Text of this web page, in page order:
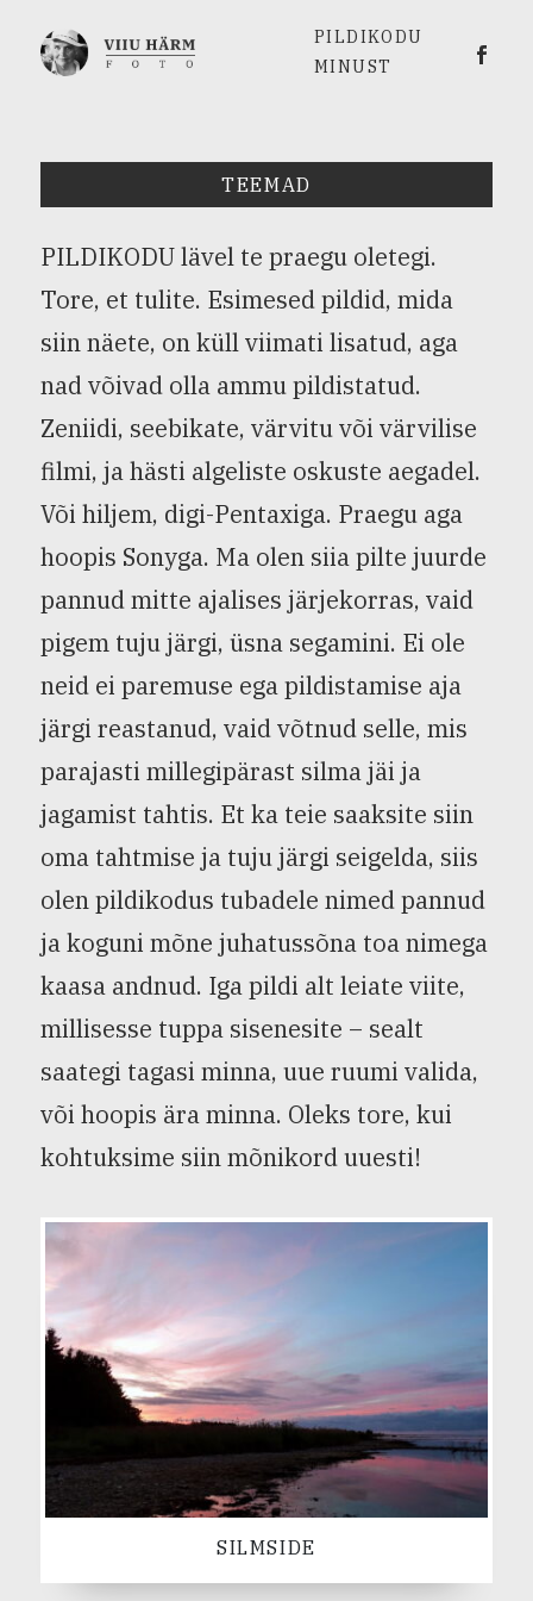
PILDIKODU
MINUST
Viiu
TEEMAD
PILDIKODU lävel te praegu oletegi.
Tore, et tulite. Esimesed pildid, mida
siin näete, on küll viimati lisatud, aga
nad võivad olla ammu pildistatud.
Zeniidi, seebikate, värvitu või värvilise
filmi, ja hästi algeliste oskuste aegadel.
Või hiljem, digi-Pentaxiga. Praegu aga
hoopis Sonyga. Ma olen siia pilte juurde
pannud mitte ajalises järjekorras, vaid
pigem tuju järgi, üsna segamini. Ei ole
neid ei paremuse ega pildistamise aja
järgi reastanud, vaid võtnud selle, mis
parajasti millegipärast silma jäi ja
jagamist tahtis. Et ka teie saaksite siin
oma tahtmise ja tuju järgi seigelda, siis
olen pildikodus tubadele nimed pannud
ja koguni mõne juhatussõna toa nimega
kaasa andnud. Iga pildi alt leiate viite,
millisesse tuppa sisenesite – sealt
saategi tagasi minna, uue ruumi valida,
või hoopis ära minna. Oleks tore, kui
kohtuksime siin mõnikord uuesti!
SILMSIDE